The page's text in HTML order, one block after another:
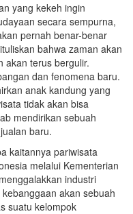
yang kekeh ingin
secara sempurna,
pernah benar-benar
bahwa zaman akan
akan terus bergulir.
dan fenomena baru.
anak kandung yang
tidak akan bisa
mendirikan sebuah
baru.
kaitannya pariwisata
melalui Kementerian
industri
akan sebuah
suatu kelompok